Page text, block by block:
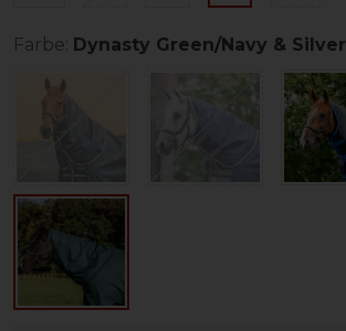
Farbe: Dynasty Green/Navy & Silver